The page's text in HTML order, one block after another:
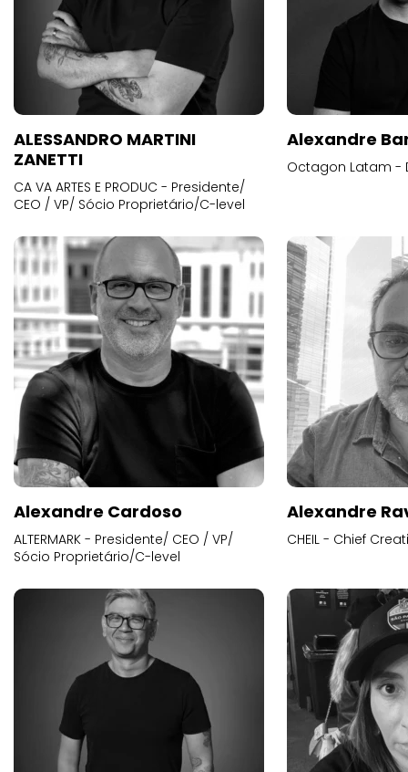
ALESSANDRO MARTINI
ZANETTI
CA VA ARTES E PRODUC - Presidente/
CEO / VP/ Sócio Proprietário/C-level
Alexandre
Octagon Latam -
Alexandre Cardoso
ALTERMARK - Presidente/ CEO / VP/
Sócio Proprietário/C-level
Alexandre
CHEIL - Chief